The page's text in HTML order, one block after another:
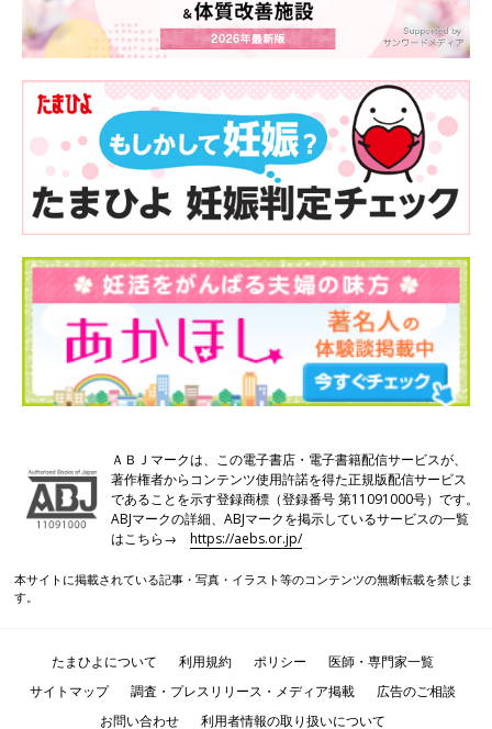
検討委員会を立ち上げています。大事なのは制度設計。国は
2024年春、全国の出産施設の提供サービスの詳細と費用が見え
るウェブサイトを立ち上げます。妊婦さんが出産施設を探すとき
に役立ちますし、国もこれで出産施設がどんなに大変なことをし
ているかがわかるようになるだろうと期待しています。
※1 国立社会保障・人口問題研究所「第16回出生動向基本調査
（結婚と出産に関する全国調査）」
※2 厚生労働省「令和4（2022）年 人口動態統計（確定数）」
市山先生コメント
ＡＢＪマークは、この電子書店・電子書籍配信サービスが、
著作権者からコンテンツ使用許諾を得た正規版配信サービス
であることを示す登録商標（登録番号 第11091000号）です。
ABJマークの詳細、ABJマークを掲示しているサービスの一覧
はこちら→https://aebs.or.jp/
本サイトに掲載されている記事・写真・イラスト等のコンテンツの無断転載を禁じま
す。
たまひよについて 利用規約 ポリシー
医師・専門家一覧
サイトマップ
調査・プレスリリース・メディア掲載
広告のご相談
お問い合わせ
利用者情報の取り扱いについて